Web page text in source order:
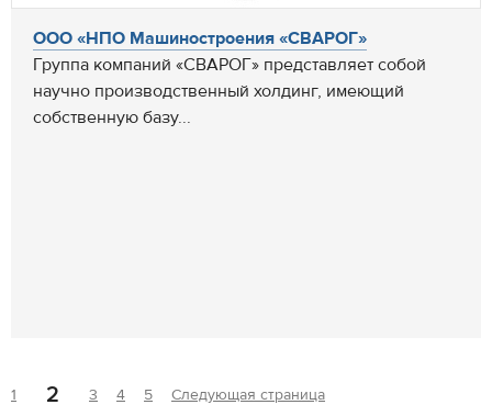
ООО «НПО Машиностроения «СВАРОГ»
Группа компаний «СВАРОГ» представляет собой
научно производственный холдинг, имеющий
собственную базу...
1 2 3 4 5 Следующая страница